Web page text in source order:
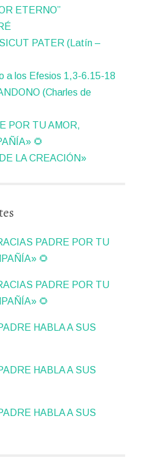
ETERNO”
PATER (Latín –
a los Efesios 1,3-6.15-18
(Charles de
POR TU AMOR,
🌻
LA CREACIÓN»
PADRE POR TU
🌻
PADRE POR TU
🌻
HABLA A SUS
HABLA A SUS
HABLA A SUS